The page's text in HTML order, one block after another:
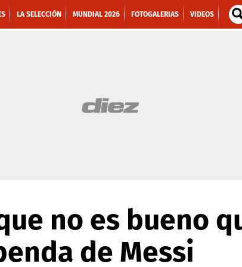
LA SELECCIÓN MUNDIAL 2026 FOTOGALERIAS VIDEOS
no es bueno
de Messi